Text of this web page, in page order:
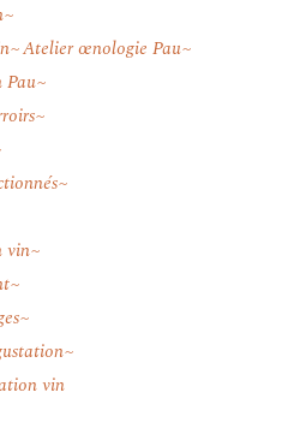
Atelier œnologie Pau
Pau
vin
vin